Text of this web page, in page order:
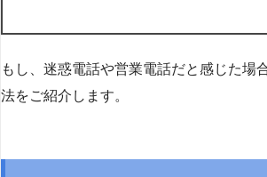
もし、迷惑電話や営業電話だと感じた場
法をご紹介します。